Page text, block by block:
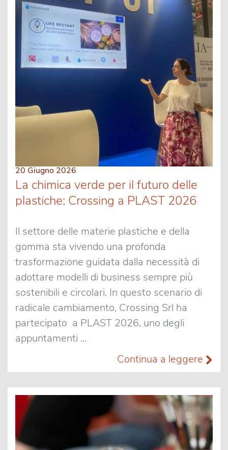
20 Giugno 2026
La chimica verde per il futuro delle
plastiche: Crossing a PLAST 2026
Il settore delle materie plastiche e della
gomma sta vivendo una profonda
trasformazione guidata dalla necessità di
adottare modelli di business sempre più
sostenibili e circolari. In questo scenario di
radicale cambiamento, Crossing Srl ha
partecipato a PLAST 2026, uno degli
appuntamenti ...
Continua a leggere